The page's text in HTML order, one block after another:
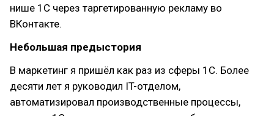
нише 1С через таргетированную рекламу во
ВКонтакте.
Небольшая предыстория
В маркетинг я пришёл как раз из сферы 1С. Более
десяти лет я руководил IT-отделом,
автоматизировал производственные процессы,